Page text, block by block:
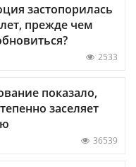
застопорилась
прежде чем
2533
показало,
заселяет
36539